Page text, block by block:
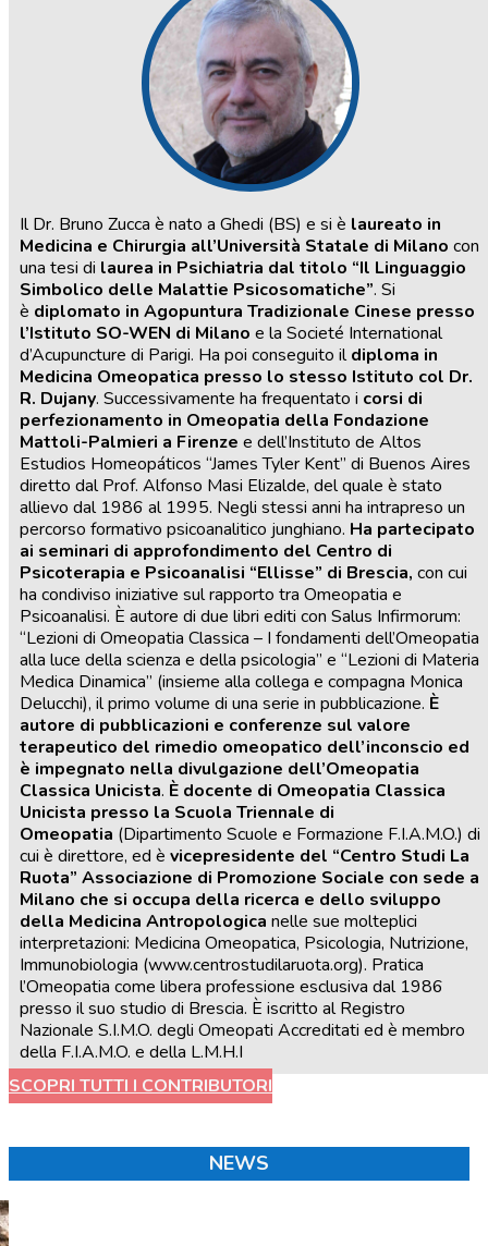
Il Dr. Bruno Zucca è nato a Ghedi (BS) e si è laureato in
Medicina e Chirurgia all’Università Statale di Milano con
una tesi di laurea in Psichiatria dal titolo “Il Linguaggio
Simbolico delle Malattie Psicosomatiche”. Si
è diplomato in Agopuntura Tradizionale Cinese presso
l’Istituto SO-WEN di Milano e la Societé International
d’Acupuncture di Parigi. Ha poi conseguito ildiploma in
Medicina Omeopatica presso lo stesso Istituto col Dr.
R. Dujany. Successivamente ha frequentato i corsi di
perfezionamento in Omeopatia della Fondazione
Mattoli-Palmieri a Firenze e dell’Instituto de Altos
Estudios Homeopáticos “James Tyler Kent” di Buenos Aires
diretto dal Prof. Alfonso Masi Elizalde, del quale è stato
allievo dal 1986 al 1995. Negli stessi anni ha intrapreso un
percorso formativo psicoanalitico junghiano. Ha partecipato
ai seminari di approfondimento del Centro di
Psicoterapia e Psicoanalisi “Ellisse” di Brescia, con cui
ha condiviso iniziative sul rapporto tra Omeopatia e
Psicoanalisi. È autore di due libri editi con Salus Infirmorum:
“Lezioni di Omeopatia Classica – I fondamenti dell’Omeopatia
alla luce della scienza e della psicologia” e “Lezioni di Materia
Medica Dinamica” (insieme alla collega e compagna Monica
Delucchi), il primo volume di una serie in pubblicazione. È
autore di pubblicazioni e conferenze sul valore
terapeutico del rimedio omeopatico dell’inconscio ed
è impegnato nella divulgazione dell’Omeopatia
Classica Unicista. È docente di Omeopatia Classica
Unicista presso la Scuola Triennale di
Omeopatia (Dipartimento Scuole e Formazione F.I.A.M.O.) di
cui è direttore, ed è vicepresidente del “Centro Studi La
Ruota” Associazione di Promozione Sociale con sede a
Milano che si occupa della ricerca e dello sviluppo
della Medicina Antropologica nelle sue molteplici
interpretazioni: Medicina Omeopatica, Psicologia, Nutrizione,
Immunobiologia (www.centrostudilaruota.org). Pratica
l’Omeopatia come libera professione esclusiva dal 1986
presso il suo studio di Brescia. È iscritto al Registro
Nazionale S.I.M.O. degli Omeopati Accreditati ed è membro
della F.I.A.M.O. e della L.M.H.I
SCOPRI TUTTI I CONTRIBUTORI
NEWS